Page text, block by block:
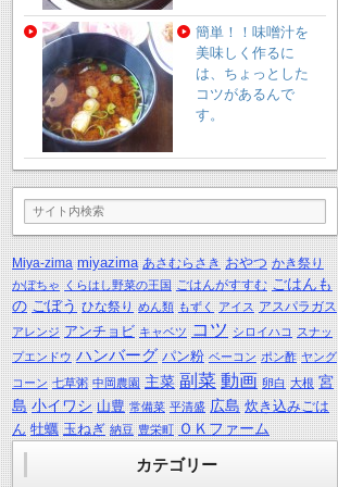
簡単！！味噌汁を
美味しく作るに
は、ちょっとした
コツがあるんで
す。
Miya-zima miyazima あさむらさき おやつ かき祭り
かぼちゃ くらはし野菜の王国 ごはんがすすむ ごはんも
の ごぼう ひな祭り めん類 もずく アイス アスパラガス
アレンジ アンチョビ キャベツ コツ シロイハコ スナッ
プエンドウ ハンバーグ パン粉 ベーコン ポン酢 ヤング
コーン 七草粥 中岡農園 主菜 副菜 動画 卵白 大根 宮
島 小イワシ 山豊 常備菜 平清盛 広島 炊き込みごは
ん 牡蠣 玉ねぎ 納豆 豊栄町 ＯＫファーム
カテゴリー